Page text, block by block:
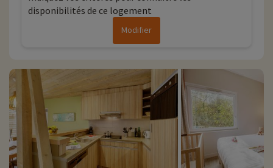
disponibilités de ce logement
Modifier